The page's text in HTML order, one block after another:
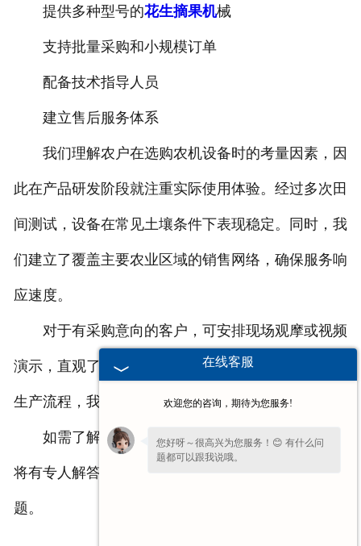
提供多种型号的花生摘果机械
支持批量采购和小规模订单
配备技术指导人员
建立售后服务体系
我们理解农户在选购农机设备时的考量因素，因
此在产品研发阶段就注重实际使用体验。经过多次田
间测试，设备在常见土壤条件下表现稳定。同时，我
们建立了覆盖主要农业区域的销售网络，确保服务响
应速度。
对于有采购意向的客户，可安排现场观摩或视频
演示，直观了解设备工作情况。也欢迎来厂实地考察
生产流程，我们提供详细的产品资料和价格说明。
如需了解更多信息，可通过官网联系方式咨询，
将有专人解答关于产品规格、使用方式等方面的问
题。
在线客服
欢迎您的咨询，期待为您服务!
您好呀～很高兴为您服务！😊 有什么问
题都可以跟我说哦。